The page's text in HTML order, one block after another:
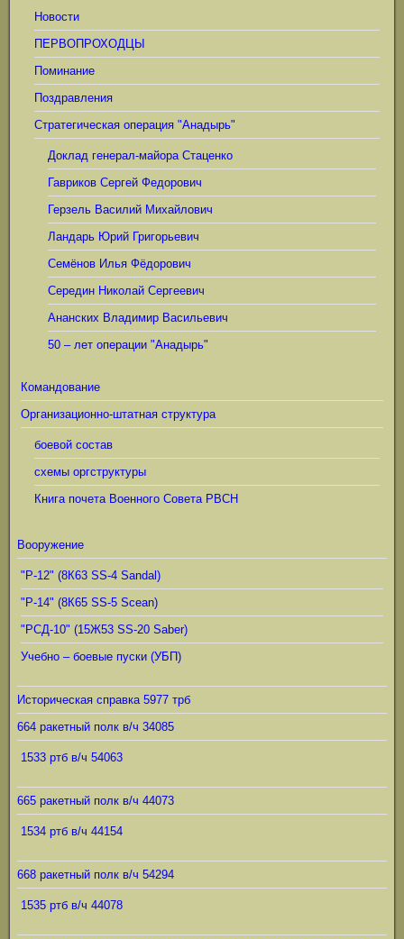
Новости
ПЕРВОПРОХОДЦЫ
Поминание
Поздравления
Стратегическая операция "Анадырь"
Доклад генерал-майора Стаценко
Гавриков Сергей Федорович
Герзель Василий Михайлович
Ландарь Юрий Григорьевич
Семёнов Илья Фёдорович
Середин Николай Сергеевич
Ананских Владимир Васильевич
50 – лет операции "Анадырь"
Командование
Организационно-штатная структура
боевой состав
схемы оргструктуры
Книга почета Военного Совета РВСН
Вооружение
"Р-12" (8К63 SS-4 Sandal)
"Р-14" (8К65 SS-5 Scean)
"РСД-10" (15Ж53 SS-20 Saber)
Учебно – боевые пуски (УБП)
Историческая справка 5977 трб
664 ракетный полк в/ч 34085
1533 ртб в/ч 54063
665 ракетный полк в/ч 44073
1534 ртб в/ч 44154
668 ракетный полк в/ч 54294
1535 ртб в/ч 44078